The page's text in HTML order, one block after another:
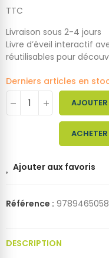
TTC
Livraison sous 2-4 jours
Livre d’éveil interactif
réutilisables pour
Derniers articles en
AJOUTER
Ajouter aux favoris
Référence :
DESCRIPTION